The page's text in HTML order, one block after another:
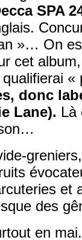
SPA
»… On
cet
donc
Lane). Là
et
des
en